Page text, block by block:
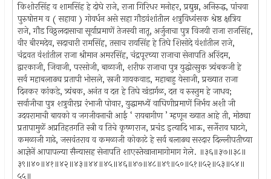
किशोरसिंह व शामसिंह हे दोघे राजे, राजा गिरिधर मनोहर, प्रद्युम्न, अनिरुद्ध, पांचवा
पुरुषोत्तम व ( सहावा ) गोवर्धन असे सहा गौडवंशांतील शत्रुविध्वंसक श्रेष्ठ क्षत्रिय
राजे, गौड विठ्ठलदासाचा सूर्याप्रमाणें तेजस्वी नातू, अर्जुनाचा पुत्र विजयी राजा राजसिंह,
वीर बीरमदेव, सदाचारी रामसिंह, तसाच रायसिंह हे तिघे शिसोदे वंशांतील राजे,
चंद्रवत वंशांतील राजा श्रीमान अमरसिंह, चंद्रपूरच्या राजाचा सेनापति अरिंदम,
द्वारकाजी, जिवाजी, परसोजी, बाळाजी, शरीफ राजाचा पुत्र युद्धोत्सुक त्र्यंबकजी हे
सर्व महाबलाढ्य प्रतापी भोसले, स्रजी गायकवाड, महाबाहु येसाजी, प्रख्यात राजा
दिनकर कांकडे, त्र्यंबक, अनंत व दत्त हे तिघे खंडार्गळ, दत्त व रुस्तुम हे जाधव;
सर्वाजीचा पुत्र शत्रुवीरघ्न रंभाजी पोवार, युद्धामध्यें वाघिणीप्रमाणें निर्भय अशी जी
उदयरामाची बायको व जगजीवनाची आई ‘ रायबागीण ’ म्हणून ख्यात आहे ती, मोठ्या
प्रतापामुळें अप्रतिहतगति स्त्री व तिचे कृष्णराज, प्रचंड इत्यादि भाऊ, सर्जेराव घाटगे,
कमळाजी गाढे, जसवंतराव व कमळाजी कोकाटे हे सर्व बलाढ्य सरदार दिल्लीपतीच्या
आज्ञेनें आपापल्या सैन्यासह सेनापति शाएस्तेखानामागोमाग गेले. ॥३६॥३७॥३८॥
३९॥४०॥४१॥४२॥४३॥४४॥४५॥४६॥४७॥४८॥४९॥५०॥५१॥५२॥५३॥५४॥
५५॥